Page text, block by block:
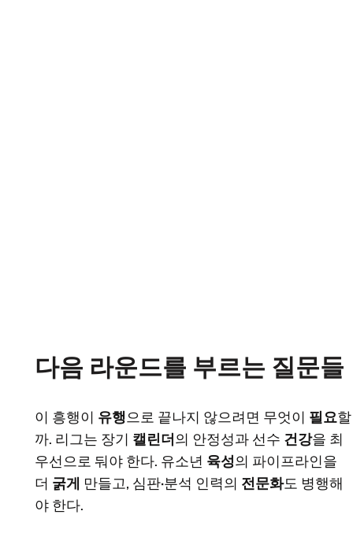
다음 라운드를 부르는 질문들
이 흥행이 유행으로 끝나지 않으려면 무엇이 필요할
까. 리그는 장기 캘린더 의 안정성과 선수 건강을 최
우선으로 둬야 한다. 유소년 육성의 파이프라인을
더 굵게 만들고, 심판·분석 인력의 전문화도 병행해
야 한다.